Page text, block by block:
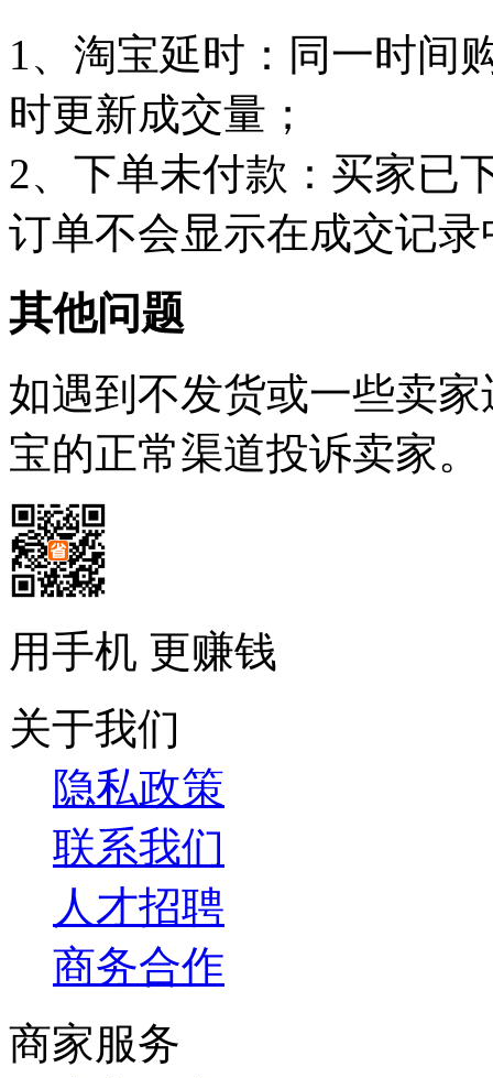
1、淘宝延时：同一时间
时更新成交量；
2、下单未付款：买家已
订单不会显示在成交记录
其他问题
如遇到不发货或一些卖
宝的正常渠道投诉卖家。
用手机 更赚钱
关于我们
隐私政策
联系我们
人才招聘
商务合作
商家服务